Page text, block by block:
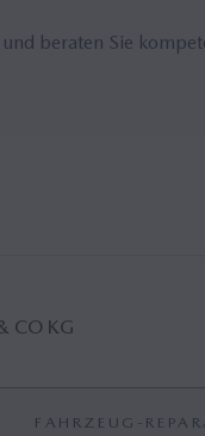
beraten Sie
CO KG
FAHRZEUG-